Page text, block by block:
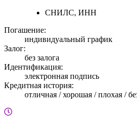
СНИЛС, ИНН
Погашение:
индивидуальный график
Залог:
без залога
Идентификация:
электронная подпись
Кредитная история:
отличная / хорошая / плохая /